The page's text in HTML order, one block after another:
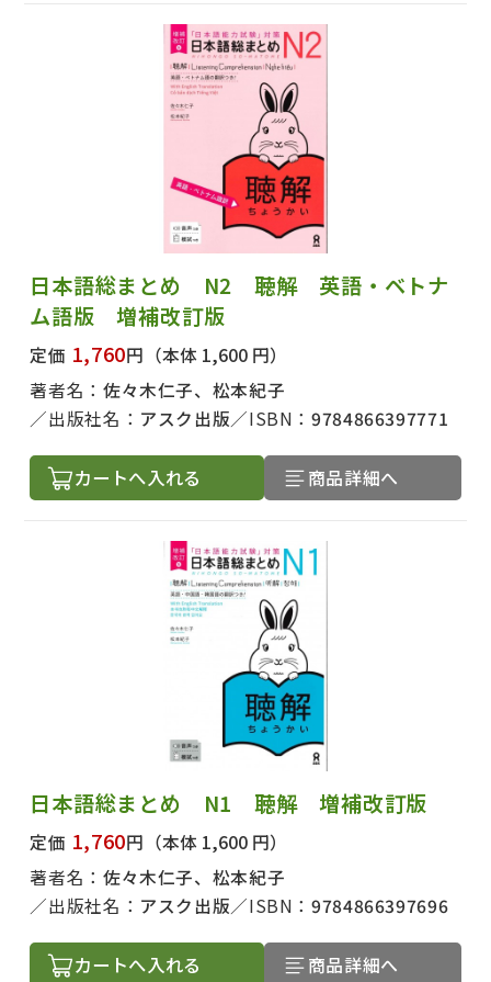
日本語総まとめ N2 聴解 英語・ベトナ
ム語版 増補改訂版
定価 1,760円 （本体 1,600 円）
著者名： 佐々木仁子、松本紀子
出版社名： アスク出版 ISBN：9784866397771
カートへ入れる 商品詳細へ
日本語総まとめ N1 聴解 増補改訂版
定価 1,760円 （本体 1,600 円）
著者名： 佐々木仁子、松本紀子
出版社名： アスク出版 ISBN：9784866397696
カートへ入れる 商品詳細へ